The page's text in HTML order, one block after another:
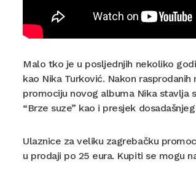
Malo tko je u posljednjih nekoliko
kao Nika Turković. Nakon
promociju novog albuma Nika
“Brze suze” kao i presjek
Ulaznice za veliku zagrebačku
u prodaji po 25 eura. Kupiti se mogu